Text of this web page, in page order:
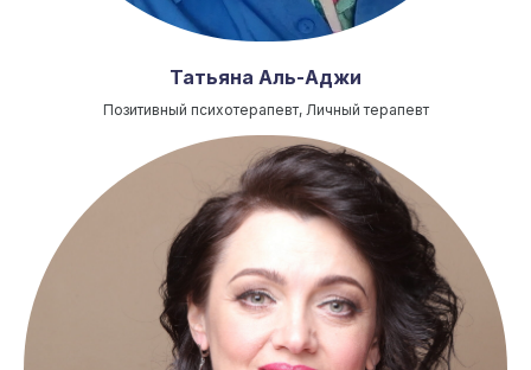
Татьяна Аль-Аджи
Позитивный психотерапевт, Личный терапевт